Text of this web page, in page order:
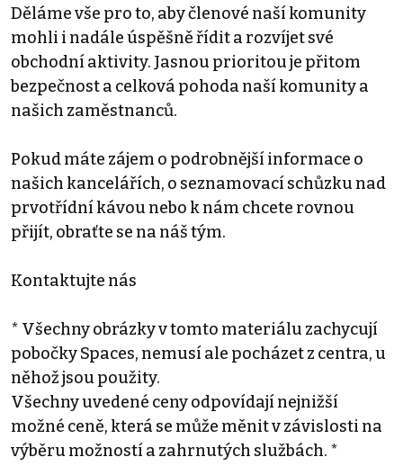
Děláme vše pro to, aby členové naší komunity
mohli i nadále úspěšně řídit a rozvíjet své
obchodní aktivity. Jasnou prioritou je přitom
bezpečnost a celková pohoda naší komunity a
našich zaměstnanců.
Pokud máte zájem o podrobnější informace o
našich kancelářích, o seznamovací schůzku nad
prvotřídní kávou nebo k nám chcete rovnou
přijít, obraťte se na náš tým.
Kontaktujte nás
* Všechny obrázky v tomto materiálu zachycují
pobočky Spaces, nemusí ale pocházet z centra, u
něhož jsou použity.
Všechny uvedené ceny odpovídají nejnižší
možné ceně, která se může měnit v závislosti na
výběru možností a zahrnutých službách. *